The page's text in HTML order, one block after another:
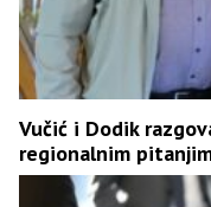
Vučić i Dodik
regionalnim